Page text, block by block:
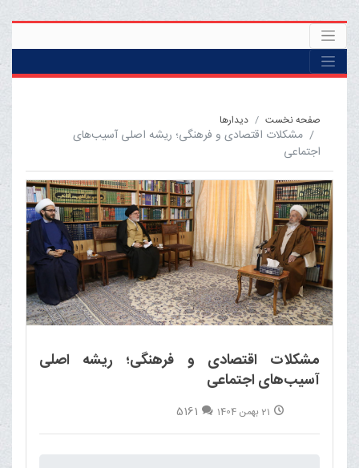
صفحه نخست ديدارها
مشکلات اقتصادی و فرهنگی؛ ریشه اصلی آسیب‌های
اجتماعی
مشکلات اقتصادی و فرهنگی؛ ریشه اصلی
آسیب‌های اجتماعی
21 بهمن 1404 5161